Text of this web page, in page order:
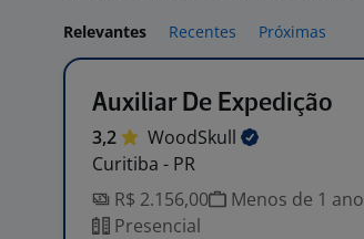
Relevantes Recentes Próximas
Auxiliar De Expedição
3,2
WoodSkull
Curitiba - PR
R$ 2.156,00
Menos de 1 ano
Presencial